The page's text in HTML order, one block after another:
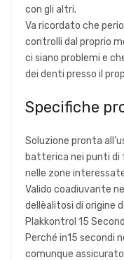
con gli altri.
Va ricordato che
controlli dal proprio
ci siano problemi e
dei denti presso il
Specifiche
Soluzione pronta
batterica nei punti di
nelle zone
Valido coadiuvante
dellèalitosi di origine
Plakkontrol 15
Perché in15 secondi
comunque